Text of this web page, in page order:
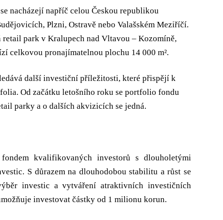
nacházejí napříč celou Českou republikou
Plzni, Ostravě nebo Valašském Meziříčí.
park v Kralupech nad Vltavou – Kozomíně,
celkovou pronajímatelnou plochu 14 000 m².
další investiční příležitosti, které přispějí k
Od začátku letošního roku se portfolio fondu
parky a o dalších akvizicích se jedná.
kvalifikovaných investorů s dlouholetými
S důrazem na dlouhodobou stabilitu a růst se
investic a vytváření atraktivních investičních
investovat částky od 1 milionu korun.